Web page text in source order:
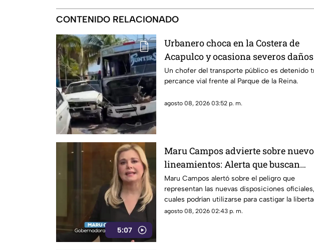
CONTENIDO RELACIONADO
Urbanero choca en la Costera de
Acapulco y ocasiona severos daños
Un chofer del transporte público es detenido
percance vial frente al Parque de la Reina.
agosto 08, 2026 03:52 p. m.
5:07
Maru Campos advierte sobre
lineamientos: Alerta que buscan
sancionar a medios críticos y
libertad de expresión
Maru Campos alertó sobre el peligro que
representan las nuevas disposiciones
cuales podrían utilizarse para castigar la
expresión y el periodismo crítico en el país.
agosto 08, 2026 02:43 p. m.